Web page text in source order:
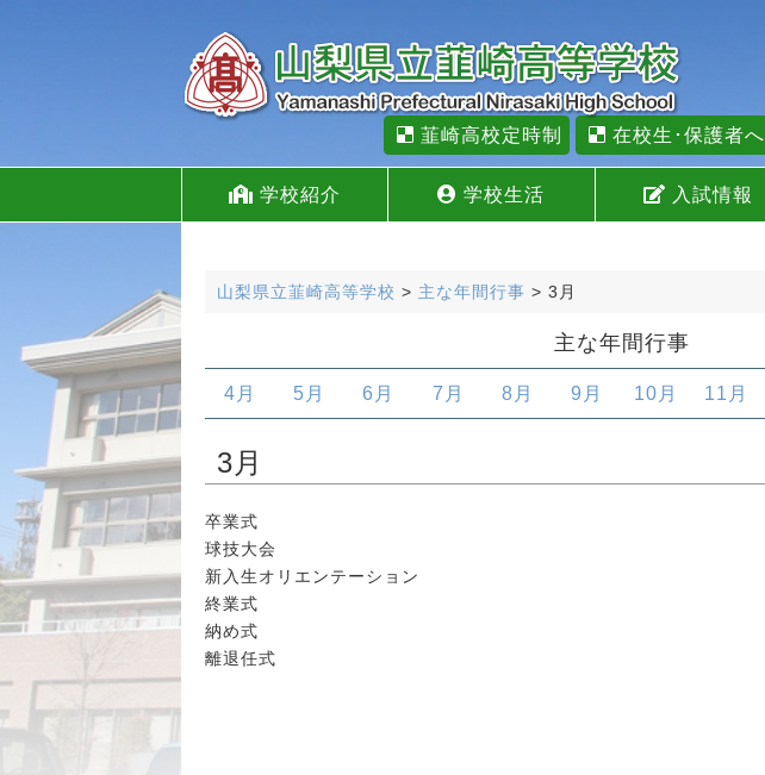
韮崎高校定時制 在校生･保護者へ
学校紹介 学校生活 入試情報
山梨県立韮崎高等学校 > 主な年間行事 > 3月
主な年間行事
4月 5月 6月 7月 8月 9月 10月 11月
3月
卒業式
球技大会
新入生オリエンテーション
終業式
納め式
離退任式